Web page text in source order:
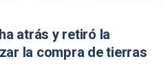
atrás y retiró la
la compra de tierras